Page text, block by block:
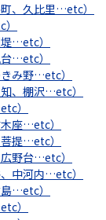
、久比里…etc）
…etc）
…etc）
み野…etc）
、棚沢…etc）
）
座…etc）
提…etc）
野台…etc）
中河内…etc）
…etc）
）